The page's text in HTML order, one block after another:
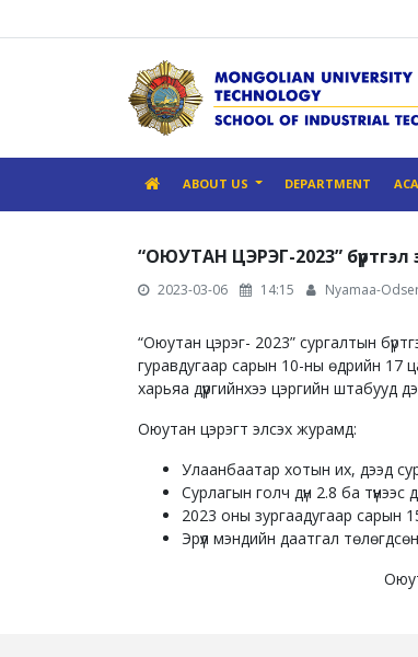
ABOUT US DEPARTMENT
“ОЮУТАН ЦЭРЭГ-2023” бүртгэл
2023-03-06 14:15 Nyamaa-
“Оюутан цэрэг- 2023” сургалтын
гуравдугаар сарын 10-ны өдрийн 17
харьяа дүүргийнхээ цэргийн штабууд
Оюутан цэрэгт элсэх журамд:
Улаанбаатар хотын их, дээд
Сурлагын голч дүн 2.8 ба түүнээс
2023 оны зургаадугаар сарын
Эрүүл мэндийн даатгал